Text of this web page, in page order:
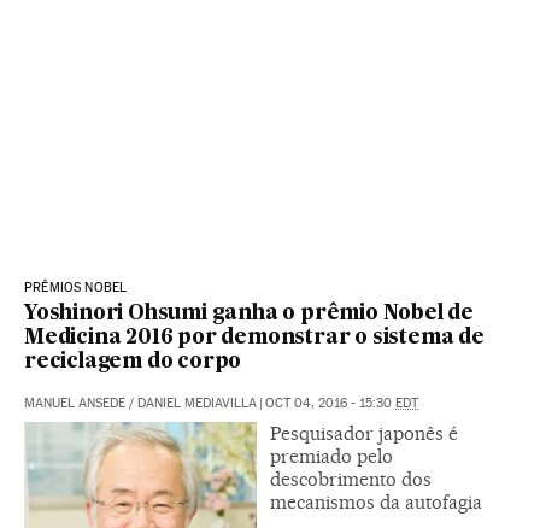
PRÊMIOS NOBEL
Yoshinori Ohsumi ganha o prêmio Nobel de
Medicina 2016 por demonstrar o sistema de
reciclagem do corpo
MANUEL ANSEDE / DANIEL MEDIAVILLA | OCT 04, 2016 - 15:30 EDT
Pesquisador japonês é
premiado pelo
descobrimento dos
mecanismos da autofagia